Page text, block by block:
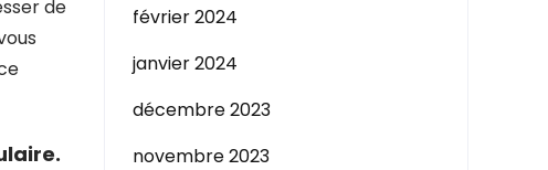
de
février 2024
janvier 2024
décembre 2023
novembre 2023